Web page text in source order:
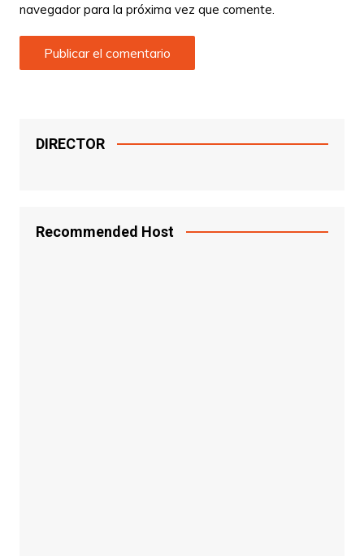
navegador para la próxima vez que comente.
DIRECTOR
Recommended Host